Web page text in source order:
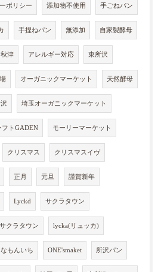
ポリシー 添加物不使用 手ごねパン
手捏ねパン 無添加 自家製酵母
秋津 アレルギー対応 東所沢
オーガニックマーケット 天然酵母
埼玉オーガニックマーケット
フトGADEN モーリーマーケット
クリスマス クリスマスイヴ
正月 元旦 謹賀新年
Lyckd サクラタウン
クラタウン lycka(リュッカ)
なもんいち ONE'smaket 所沢パン